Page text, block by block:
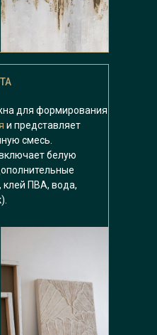
для формирования
и представляет
смесь.
белую
ПВА, вода,